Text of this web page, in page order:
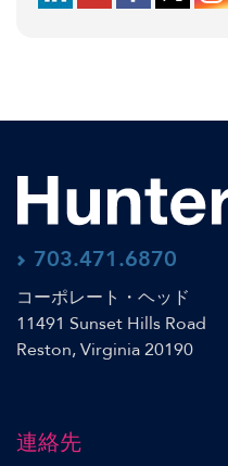
703.471.6870
コーポレート・ヘッド
11491 Sunset Hills Road
Reston, Virginia 20190
連絡先